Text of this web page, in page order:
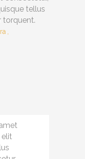
tellus
torquent.